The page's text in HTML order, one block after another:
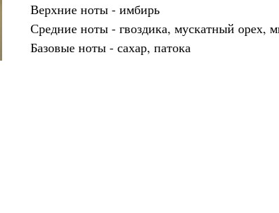
Верхние ноты - имбирь
Средние ноты - гвоздика, мускатный орех,
Базовые ноты - сахар, патока